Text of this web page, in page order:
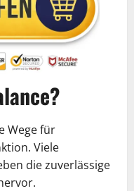
Wege für
Viele
die zuverlässige